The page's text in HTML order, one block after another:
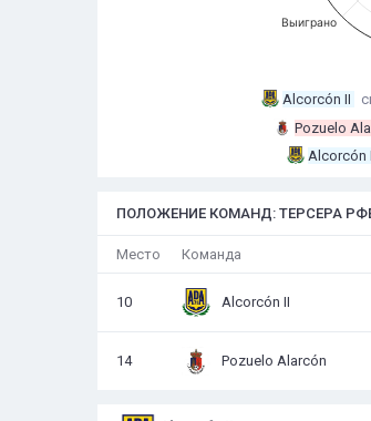
Выиграно
Alcorcón II
Pozuelo
Alcorcón
ПОЛОЖЕНИЕ КОМАНД: ТЕРСЕРА
Место Команда
10 Alcorcón II
14 Pozuelo Alarcón